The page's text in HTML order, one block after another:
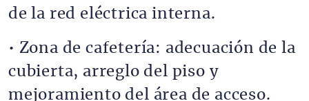
de la red eléctrica interna.
• Zona de cafetería: adecuación de la
cubierta, arreglo del piso y
mejoramiento del área de acceso.